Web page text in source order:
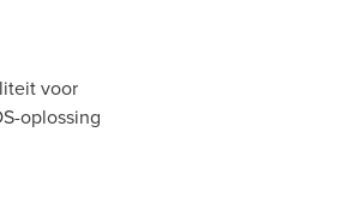
voor
oplossing